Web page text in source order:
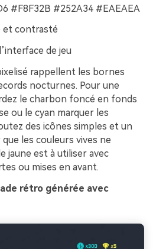
#F8F32B #252A34 #EAEAEA
et contrasté
de jeu
rappellent les bornes
nocturnes. Pour une
le charbon foncé en fonds
ou le cyan marquer les
des icônes simples et un
les couleurs vives ne
jaune est à utiliser avec
ou mises en avant.
rétro générée avec